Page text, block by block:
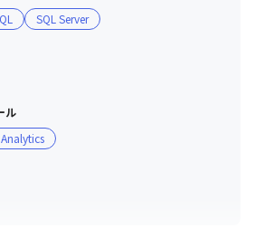
グ関連、分析エンジニア】
場規模や売上動向の推計
の作成及び改修
SQL Server
ル